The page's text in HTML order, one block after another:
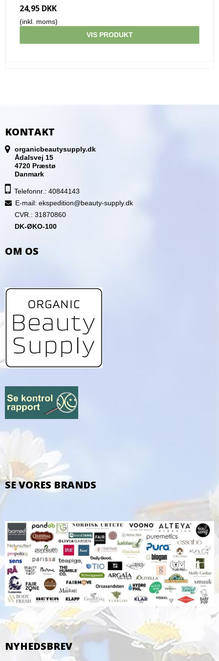
24,95 DKK
(inkl. moms)
VIS PRODUKT
KONTAKT
organicbeautysupply.dk
Ådalsvej 15
4720 Præstø
Danmark
Telefonnr.: 40844143
E-mail: ekspedition@beauty-supply.dk
CVR.: 31870860
DK-ØKO-100
OM OS
SE VORES BRANDS
NYHEDSBREV